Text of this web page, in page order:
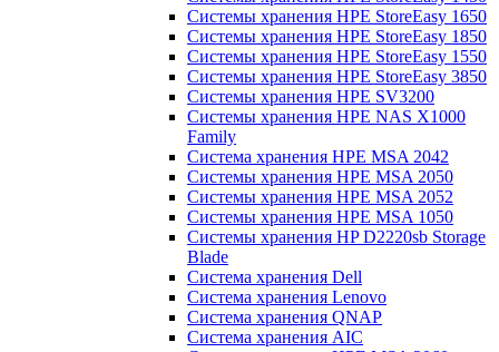
Системы хранения HPE StoreEasy 1650
Системы хранения HPE StoreEasy 1850
Системы хранения HPE StoreEasy 1550
Системы хранения HPE StoreEasy 3850
Системы хранения HPE SV3200
Системы хранения HPE NAS X1000
Family
Система хранения HPE MSA 2042
Системы хранения HPE MSA 2050
Системы хранения HPE MSA 2052
Системы хранения HPE MSA 1050
Системы хранения HP D2220sb Storage
Blade
Система хранения Dell
Система хранения Lenovo
Система хранения QNAP
Система хранения AIC